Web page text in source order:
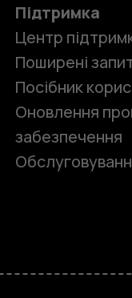
Підтримка
Центр
Поширені
Посібник
Оновлення
забезпечення